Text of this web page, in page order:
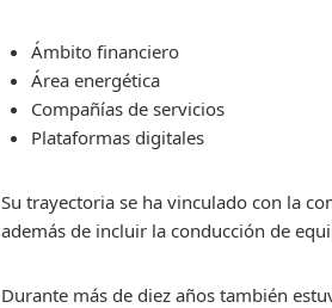
Ámbito financiero
Área energética
Compañías de servicios
Plataformas digitales
Su trayectoria se ha vinculado con la
además de incluir la conducción de
Durante más de diez años también